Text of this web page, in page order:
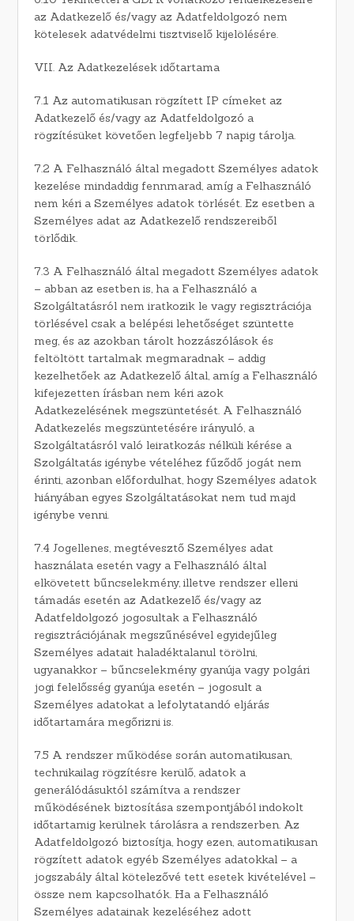
az Adatkezelő és/vagy az Adatfeldolgozó nem
kötelesek adatvédelmi tisztviselő kijelölésére.
VII. Az Adatkezelések időtartama
7.1 Az automatikusan rögzített IP címeket az
Adatkezelő és/vagy az Adatfeldolgozó a
rögzítésüket követően legfeljebb 7 napig tárolja.
7.2 A Felhasználó által megadott Személyes adatok
kezelése mindaddig fennmarad, amíg a Felhasználó
nem kéri a Személyes adatok törlését. Ez esetben a
Személyes adat az Adatkezelő rendszereiből
törlődik.
7.3 A Felhasználó által megadott Személyes adatok
– abban az esetben is, ha a Felhasználó a
Szolgáltatásról nem iratkozik le vagy regisztrációja
törlésével csak a belépési lehetőséget szüntette
meg, és az azokban tárolt hozzászólások és
feltöltött tartalmak megmaradnak – addig
kezelhetőek az Adatkezelő által, amíg a Felhasználó
kifejezetten írásban nem kéri azok
Adatkezelésének megszüntetését. A Felhasználó
Adatkezelés megszüntetésére irányuló, a
Szolgáltatásról való leiratkozás nélküli kérése a
Szolgáltatás igénybe vételéhez fűződő jogát nem
érinti, azonban előfordulhat, hogy Személyes adatok
hiányában egyes Szolgáltatásokat nem tud majd
igénybe venni.
7.4 Jogellenes, megtévesztő Személyes adat
használata esetén vagy a Felhasználó által
elkövetett bűncselekmény, illetve rendszer elleni
támadás esetén az Adatkezelő és/vagy az
Adatfeldolgozó jogosultak a Felhasználó
regisztrációjának megszűnésével egyidejűleg
Személyes adatait haladéktalanul törölni,
ugyanakkor – bűncselekmény gyanúja vagy polgári
jogi felelősség gyanúja esetén – jogosult a
Személyes adatokat a lefolytatandó eljárás
időtartamára megőrizni is.
7.5 A rendszer működése során automatikusan,
technikailag rögzítésre kerülő, adatok a
generálódásuktól számítva a rendszer
működésének biztosítása szempontjából indokolt
időtartamig kerülnek tárolásra a rendszerben. Az
Adatfeldolgozó biztosítja, hogy ezen, automatikusan
rögzített adatok egyéb Személyes adatokkal – a
jogszabály által kötelezővé tett esetek kivételével –
össze nem kapcsolhatók. Ha a Felhasználó
Személyes adatainak kezeléséhez adott